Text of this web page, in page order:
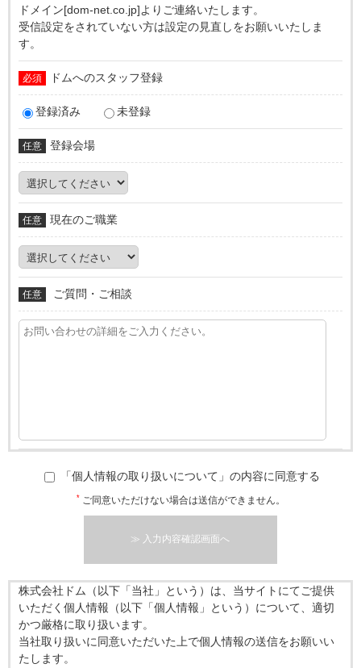
ドメイン[dom-net.co.jp]よりご連絡いたします。
受信設定をされていない方は設定の見直しをお願いいたしま
す。
必須 ドムへのスタッフ登録
登録済み 未登録
任意 登録会場
任意 現在のご職業
任意 ご質問・ご相談
「個人情報の取り扱いについて」の内容に同意する
* ご同意いただけない場合は送信ができません。
株式会社ドム（以下「当社」という）は、当サイトにてご提供
いただく個人情報（以下「個人情報」という）について、適切
かつ厳格に取り扱います。
当社取り扱いに同意いただいた上で個人情報の送信をお願いい
たします。